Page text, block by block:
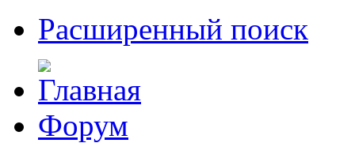
Расширенный поиск
Форум